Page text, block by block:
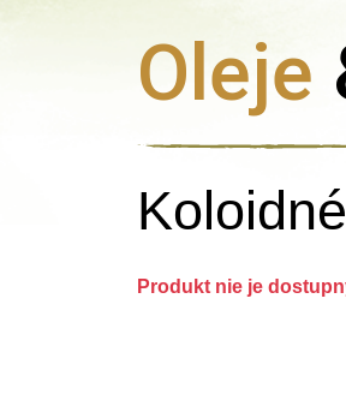
Oleje
Produkt nie je